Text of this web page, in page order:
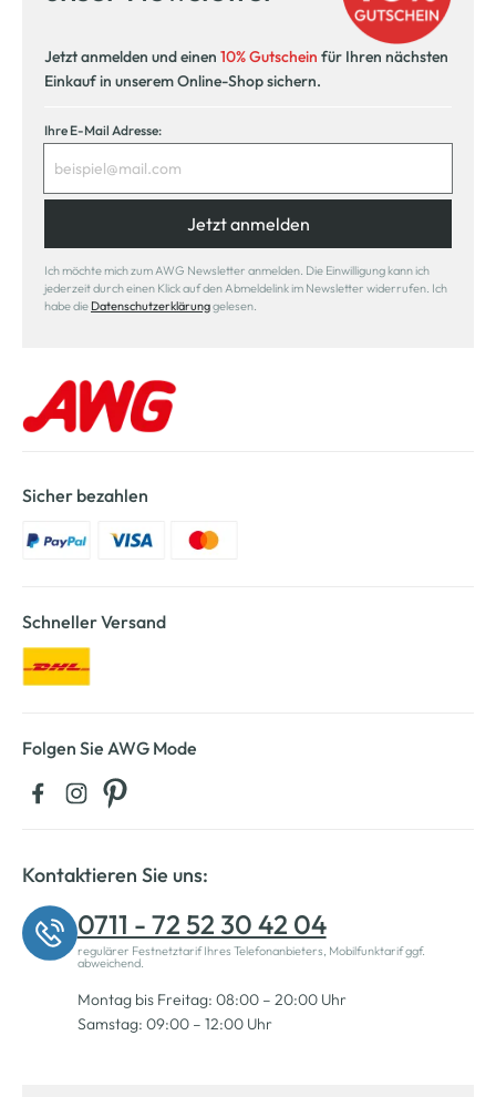
Jetzt anmelden und einen 10% Gutschein für Ihren nächsten
Einkauf in unserem Online-Shop sichern.
Ihre E-Mail Adresse:
Jetzt anmelden
Ich möchte mich zum AWG Newsletter anmelden. Die Einwilligung kann ich
jederzeit durch einen Klick auf den Abmeldelink im Newsletter widerrufen. Ich
habe die Datenschutzerklärunggelesen.
Sicher bezahlen
Schneller Versand
Folgen Sie AWG Mode
Kontaktieren Sie uns:
0711 - 72 52 30 42 04
regulärer Festnetztarif Ihres Telefonanbieters, Mobilfunktarif ggf.
abweichend.
Montag bis Freitag: 08:00 – 20:00 Uhr
Samstag: 09:00 – 12:00 Uhr